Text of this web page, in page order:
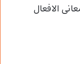
الافعال